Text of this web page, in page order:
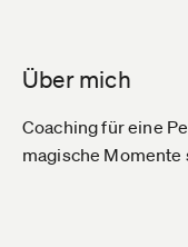
Über mich
Coaching für eine
magische Momente